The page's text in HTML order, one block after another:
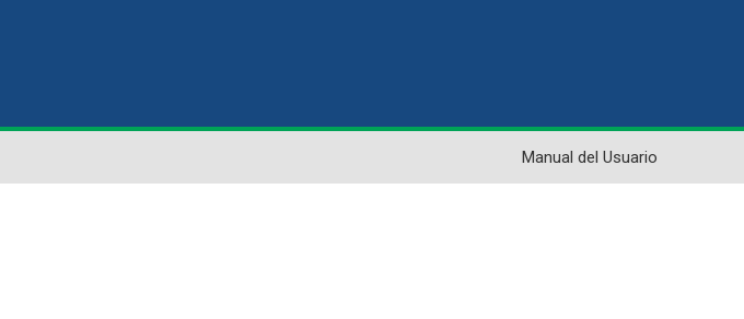
Manual del Usuario